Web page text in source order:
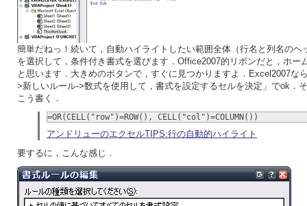
簡単だねっ！続いて，自動ハイライトしたい範囲全体（行名と列名のヘ
を選択して，条件付き書式を選びます．Office2007的リボンだと，ホー
と思います．大きめのボタンで，すぐに見つかりますよ．Excel2007な
>新しいルール->数式を使用して，書式を設定するセルを決定」でok．
こう書く．
=OR(CELL("row")=ROW(), CELL("col")=COLUMN())
アンドリューのエクセルTIPS:行の自動的ハイライト
要するに，こんな感じ．